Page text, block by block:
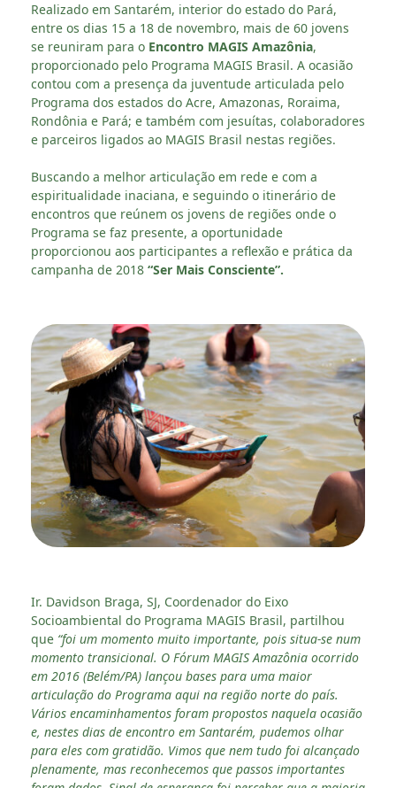
Realizado em Santarém, interior do estado do Pará,
entre os dias 15 a 18 de novembro, mais de 60 jovens
se reuniram para o Encontro MAGIS Amazônia,
proporcionado pelo Programa MAGIS Brasil. A ocasião
contou com a presença da juventude articulada pelo
Programa dos estados do Acre, Amazonas, Roraima,
Rondônia e Pará; e também com jesuítas, colaboradores
e parceiros ligados ao MAGIS Brasil nestas regiões.
Buscando a melhor articulação em rede e com a
espiritualidade inaciana, e seguindo o itinerário de
encontros que reúnem os jovens de regiões onde o
Programa se faz presente, a oportunidade
proporcionou aos participantes a reflexão e prática da
campanha de 2018 “Ser Mais Consciente”.
Ir. Davidson Braga, SJ, Coordenador do Eixo
Socioambiental do Programa MAGIS Brasil, partilhou
que “foi um momento muito importante, pois situa-se num
momento transicional. O Fórum MAGIS Amazônia ocorrido
em 2016 (Belém/PA) lançou bases para uma maior
articulação do Programa aqui na região norte do país.
Vários encaminhamentos foram propostos naquela ocasião
e, nestes dias de encontro em Santarém, pudemos olhar
para eles com gratidão. Vimos que nem tudo foi alcançado
plenamente, mas reconhecemos que passos importantes